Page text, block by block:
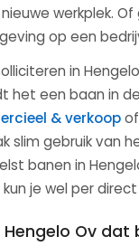
werkplek.
op een
in
het een baan in de
& verkoopof
slim gebruik van
banen in
je wel per
Hengelo Ov dat